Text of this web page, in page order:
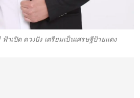
าเปิด ดวงปัง เตรียมเป็นเศรษฐีป้ายแดง